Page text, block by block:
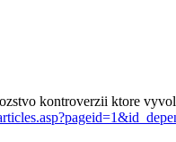
kontroverzii ktore